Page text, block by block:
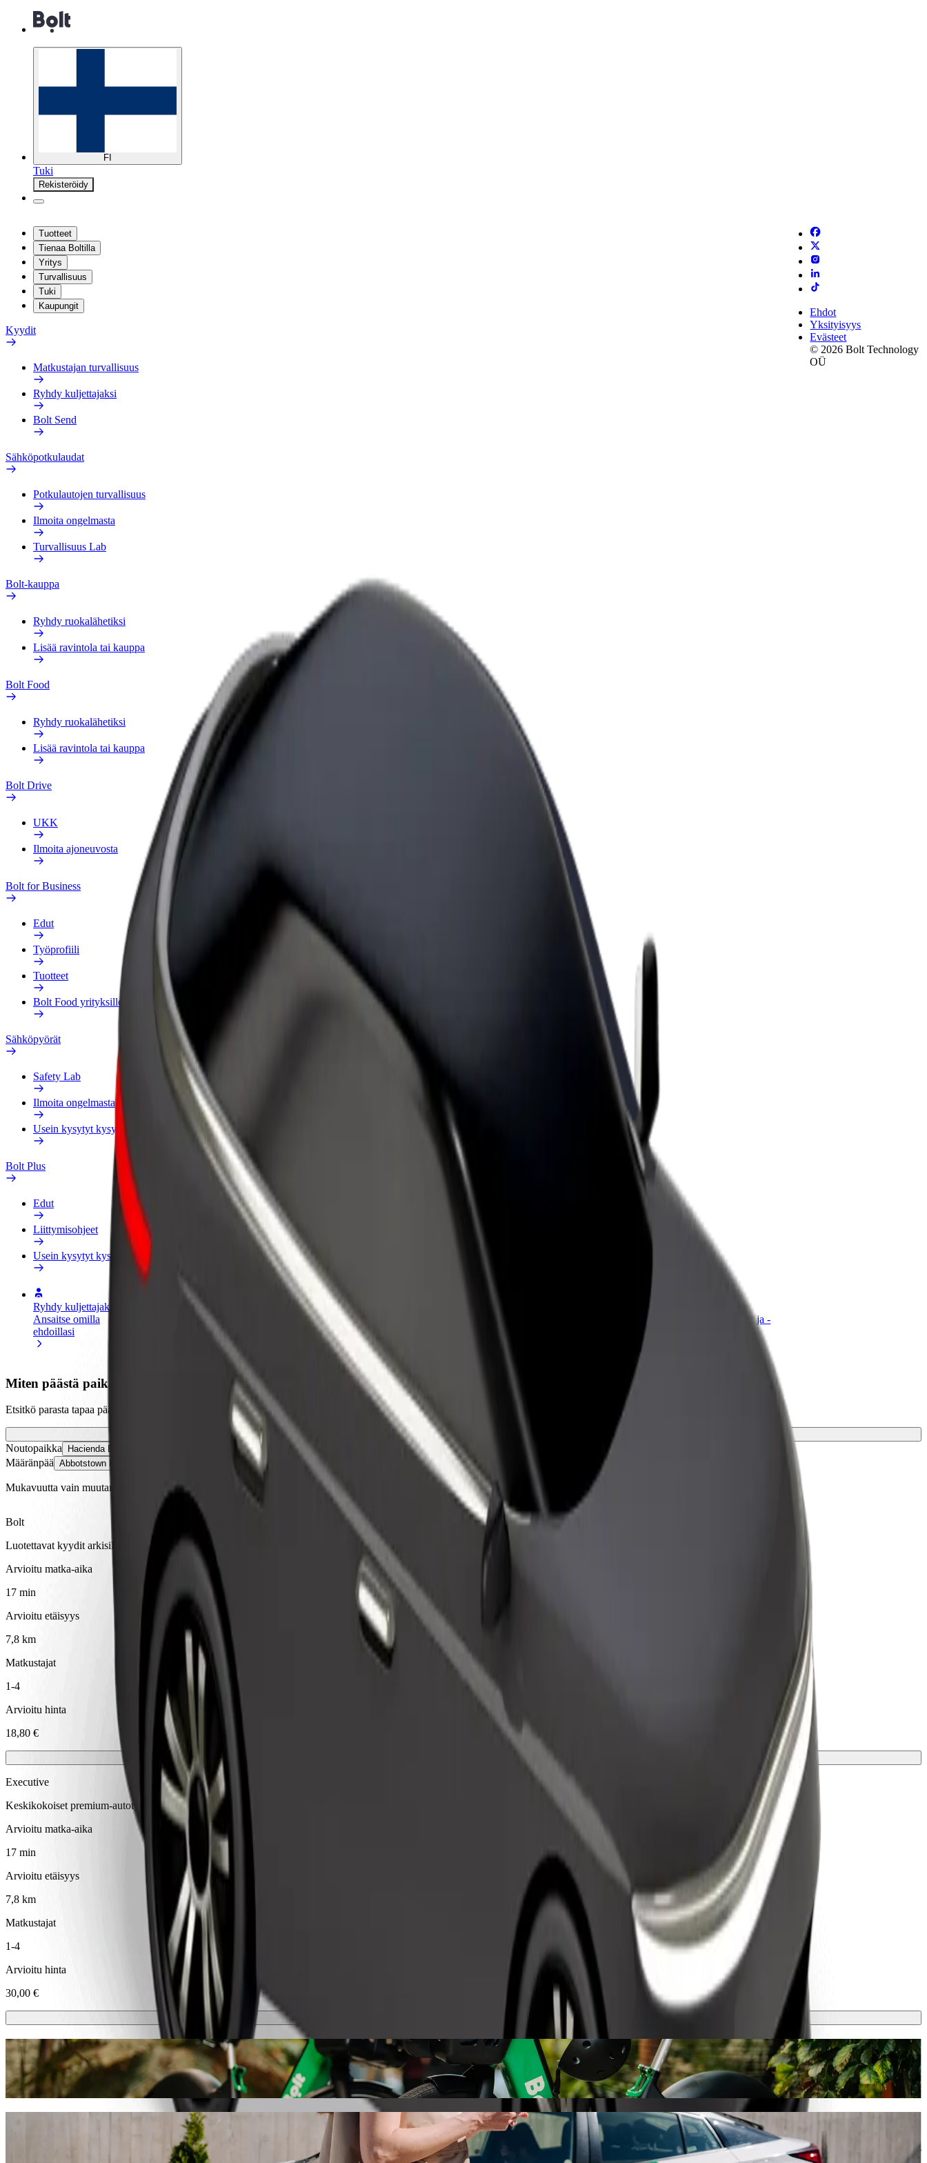
FI
Tuki
Rekisteröidy
Tuotteet
Tienaa Boltilla
Yritys
Turvallisuus
Tuki
Kaupungit
Kyydit
Matkustajan turvallisuus
Ryhdy kuljettajaksi
Bolt Send
Sähköpotkulaudat
Potkulautojen turvallisuus
Ilmoita ongelmasta
Turvallisuus Lab
Bolt-kauppa
Ryhdy ruokalähetiksi
Lisää ravintola tai kauppa
Bolt Food
Ryhdy ruokalähetiksi
Lisää ravintola tai kauppa
Bolt Drive
UKK
Ilmoita ajoneuvosta
Bolt for Business
Edut
Työprofiili
Tuotteet
Bolt Food yrityksille
Sähköpyörät
Safety Lab
Ilmoita ongelmasta
Usein kysytyt kysymykset
Bolt Plus
Edut
Liittymisohjeet
Usein kysytyt kysymykset
Ryhdy kuljettajaksi
Ansaitse omilla
ehdoillasi
Ryhdy ruokalähetiksi
Kuljeta ruokaa ja ansaitse
Lisää ravintola tai kauppa
Tavoita lisää asiakkaita ja kasvata
Bolt for Business
Yrityksellesi skaalatut Bolt-tuotteet ja -
Ehdot
Yksityisyys
Evästeet
© 2026 Bolt Technology
OÜ
Miten päästä paikasta Hacienda Bar kohteeseen Abbotstown Road
Etsitkö parasta tapaa päästä paikasta Hacienda Bar kohteeseen Abbotstown Road? Tutustu palveluihimme ja löydä täydellinen vaihtoehto matkaasi varten.
Lataa sovellus
Noutopaikka Hacienda Bar
Määränpää Abbotstown Road
Mukavuutta vain muutaman napautuksen päässä!
Bolt
Luotettavat kyydit arkisilla keskikokoisilla autoilla.
Arvioitu matka-aika
17 min
Arvioitu etäisyys
7,8 km
Matkustajat
1-4
Arvioitu hinta
18,80 €
Executive
Keskikokoiset premium-autot laadukkain mukavuuksin
Arvioitu matka-aika
17 min
Arvioitu etäisyys
7,8 km
Matkustajat
1-4
Arvioitu hinta
30,00 €
Sähköpotkulaudat tai sähköpyörät
Liiku kaupungissa Dublin sähköpotkulaudoilla tai sähköpyörillä
Lataa Bolt-sovellus
Pääse paikasta Hacienda Bar kohteeseen Abbotstown Road Bolt-kyytipalvelulla
Suosittelemme Bolt-kyytipalvelua, jos etsit parasta hintaa matkalle kohteeseen Abbotstown Road. Boltilla tämä matka kestää noin 17 min ja maksaa noin 18,70 € EUR. Tilaisuudesta riippumatta löydämme sinulle